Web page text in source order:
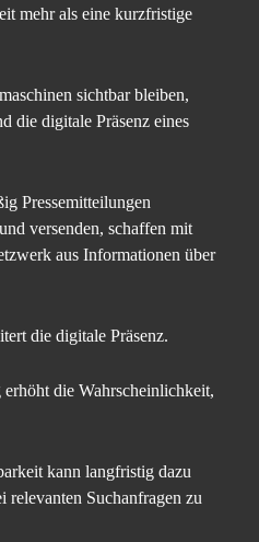
mehr als eine kurzfristige
sichtbar bleiben,
die digitale Präsenz eines
Pressemitteilungen
versenden, schaffen mit
aus Informationen über
die digitale Präsenz.
die Wahrscheinlichkeit,
kann langfristig dazu
relevanten Suchanfragen zu